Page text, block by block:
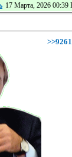
17 Марта, 2026 00:39